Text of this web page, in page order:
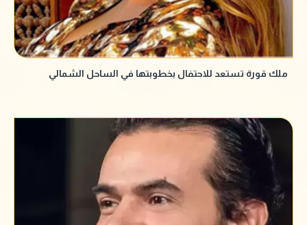
ملك قورة تستعد للاحتفال بخطوبتها في الساحل الشمالي